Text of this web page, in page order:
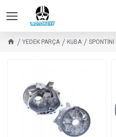
YEDEK PARÇA KüBA SPONTİNİ